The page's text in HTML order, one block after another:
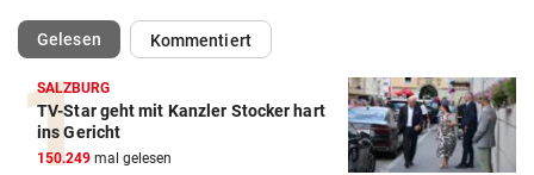
Gelesen(ausgewählt)Kommentiert
SALZBURG
TV-Star geht mit Kanzler Stocker hart
ins Gericht
150.249 mal gelesen